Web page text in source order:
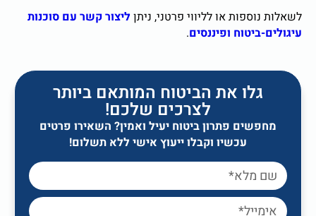
לשאלות נוספות או לליווי פרטני, ניתןליצור קשר עם סוכנות
עיגולים-ביטוח ופיננסים.
גלו את הביטוח המותאם ביותר
לצרכים שלכם!
מחפשים פתרון ביטוח יעיל ואמין? השאירו פרטים
עכשיו וקבלו ייעוץ אישי ללא תשלום!